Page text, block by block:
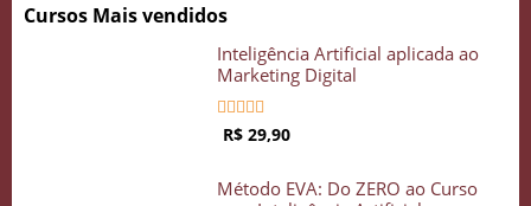
Cursos Mais vendidos
Inteligência Artificial aplicada ao
Marketing Digital
    
R$ 29,90
Método EVA: Do ZERO ao Curso